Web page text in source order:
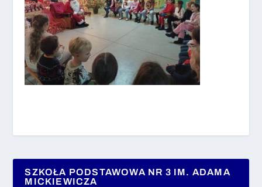
SZKOŁA PODSTAWOWA NR 3 IM. ADAMA
MICKIEWICZA